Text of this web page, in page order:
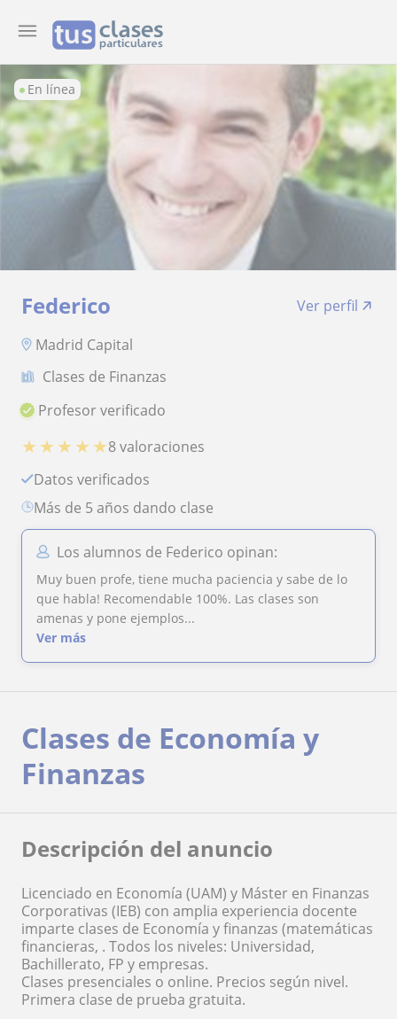
En línea
Federico
Ver perfil
Madrid Capital
Clases de Finanzas
Profesor verificado
★ ★ ★ ★ ★8 valoraciones
Datos verificados
más de 5 años dando clase
Los alumnos de Federico opinan:
Muy buen profe, tiene mucha paciencia y sabe de lo
que habla! Recomendable 100%. Las clases son
amenas y pone ejemplos...
Ver más
Clases de Economía y
Finanzas
Descripción del anuncio
Licenciado en Economía (UAM) y Máster en Finanzas
Corporativas (IEB) con amplia experiencia docente
imparte clases de Economía y finanzas (matemáticas
financieras, . Todos los niveles: Universidad,
Bachillerato, FP y empresas.
Clases presenciales o online. Precios según nivel.
Primera clase de prueba gratuita.